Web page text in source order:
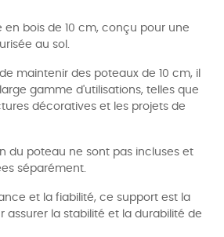
bois de 10 cm, conçu pour une
au sol.
maintenir des poteaux de 10 cm, il
gamme d'utilisations, telles que
décoratives et les projets de
du poteau ne sont pas incluses et
séparément.
et la fiabilité, ce support est la
assurer la stabilité et la durabilité de